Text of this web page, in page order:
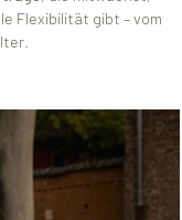
Flexibilität gibt – vom